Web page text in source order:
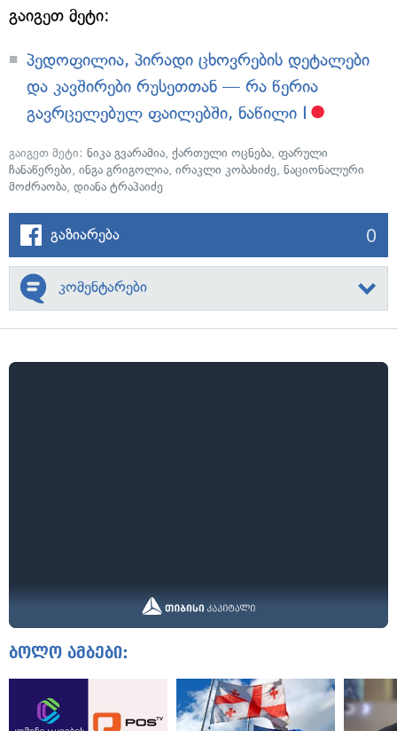
გაიგეთ მეტი:
პედოფილია, პირადი ცხოვრების დეტალები
და კავშირები რუსეთთან — რა წერია
გავრცელებულ ფაილებში, ნაწილი I
გაიგეთ მეტი: ნიკა გვარამია, ქართული ოცნება, ფარული
ჩანაწერები, ინგა გრიგოლია, ირაკლი კობახიძე, ნაციონალური
მოძრაობა, დიანა ტრაპაიძე
გაზიარება 0
კომენტარები
ბოლო ამბები: